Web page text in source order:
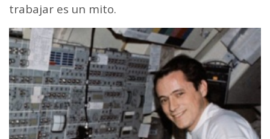
trabajar es un mito.